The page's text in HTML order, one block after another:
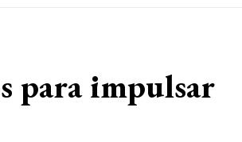
para impulsar